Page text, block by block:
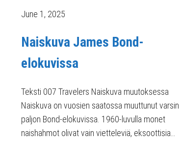
June 1, 2025
Naiskuva James Bond-
elokuvissa
Teksti 007 Travelers Naiskuva muutoksessa
Naiskuva on vuosien saatossa muuttunut varsin
paljon Bond-elokuvissa. 1960-luvulla monet
naishahmot olivat vain vietteleviä, eksoottisia…